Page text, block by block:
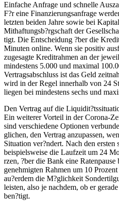
Einfache Anfrage und schnelle
F?r eine Finanzierungsanfrage
letzten beiden Jahre sowie bei
Mithaftungsb?rgschaft der
tigt. Die Entscheidung ?ber die
Minuten online. Wenn sie positiv
zugesagte Kreditrahmen an der
mindestens 5.000 und maximal
Vertragsabschluss ist das Geld
wird in der Regel innerhalb von 24
liegen bei mindestens sechs und
Den Vertrag auf die
Ein weiterer Vorteil in der Corona-
sind verschiedene Optionen
glichen, den Vertrag anzupassen,
Situation ver?ndert. Nach den ersten
beispielsweise die Laufzeit um 24
rzen, ?ber die Bank eine
genehmigten Rahmen um 10
au?erdem die M?glichkeit
leisten, also je nachdem, ob er
ben?tigt.